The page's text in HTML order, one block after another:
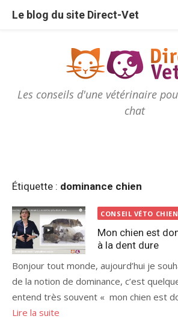
Les conseils d'une vétérinaire
chat
Le blog du site Direct-Vet
Étiquette : dominance chien
CONSEIL VÉTO CHIEN
Mon chien est
à la dent dure
Bonjour tout monde, aujourd’hui je
de la notion de dominance, c’est
entend très souvent « mon chien est
Lire la suite